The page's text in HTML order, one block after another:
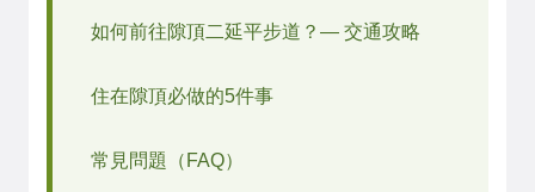
如何前往隙頂二延平步道？— 交通攻略
住在隙頂必做的5件事
常見問題（FAQ）